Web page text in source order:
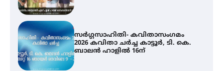
സർഗ്ഗസാഹിതി- കവിതാസംഗമം
2026 കവിതാ ചർച്ച കാട്ടൂർ, ടി. കെ.
ബാലൻ ഹാളിൽ 16ന്